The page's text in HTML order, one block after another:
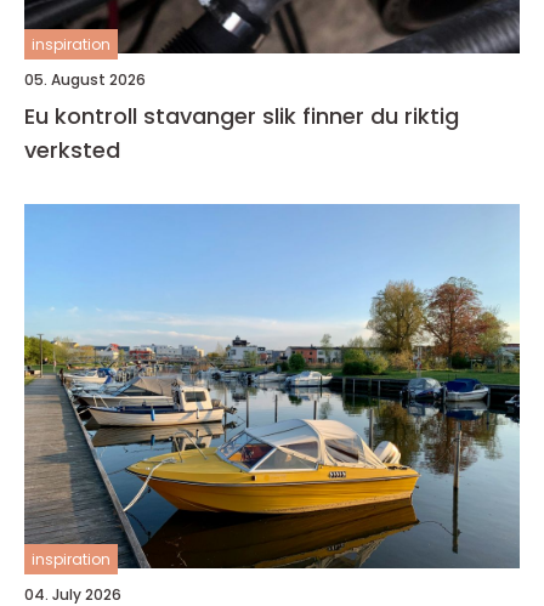
inspiration
05. August 2026
Eu kontroll stavanger slik finner du riktig
verksted
inspiration
04. July 2026